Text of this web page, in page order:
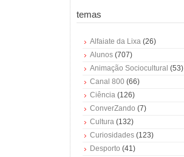
temas
Alfaiate da Lixa (26)
Alunos (707)
Animação Sociocultural (53)
Canal 800 (66)
Ciência (126)
ConverZando (7)
Cultura (132)
Curiosidades (123)
Desporto (41)